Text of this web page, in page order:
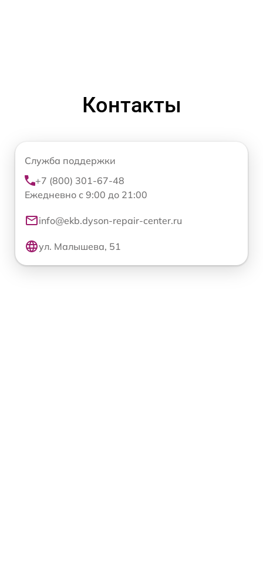
Контакты
Служба поддержки
+7 (800) 301-67-48
Ежедневно с 9:00 до 21:00
info@ekb.dyson-repair-center.ru
ул. Малышева, 51